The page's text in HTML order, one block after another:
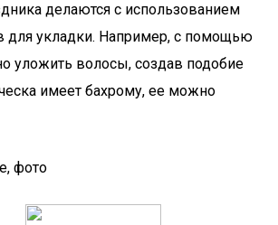
делаются с использованием
для укладки. Например, с помощью
уложить волосы, создав подобие
имеет бахрому, ее можно